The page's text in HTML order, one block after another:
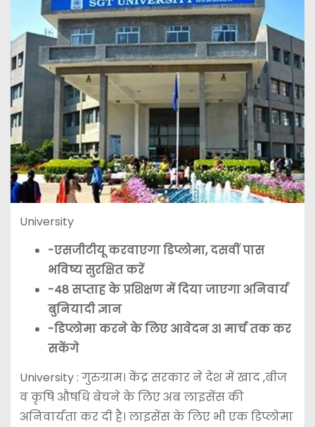
University
-एसजीटीयू करवाएगा डिप्लोमा, दसवीं पास
भविष्य सुरक्षित करें
-48 सप्ताह के प्रशिक्षण में दिया जाएगा अनिवार्य
बुनियादी ज्ञान
-डिप्लोमा करने के लिए आवेदन 31 मार्च तक कर
सकेंगे
University : गुरुग्राम। केंद्र सरकार ने देश में खाद ,बीज
व कृषि औषधि बेचने के लिए अब लाइसेंस की
अनिवार्यता कर दी है। लाइसेंस के लिए भी एक डिप्लोमा